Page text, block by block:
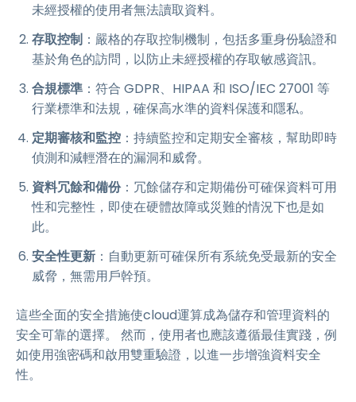
未經授權的使用者無法讀取資料。
存取控制 ：嚴格的存取控制機制，包括多重身份驗證和
基於角色的訪問，以防止未經授權的存取敏感資訊。
合規標準 ：符合 GDPR、HIPAA 和 ISO/IEC 27001 等
行業標準和法規，確保高水準的資料保護和隱私。
定期審核和監控 ：持續監控和定期安全審核，幫助即時
偵測和減輕潛在的漏洞和威脅。
資料冗餘和備份：冗餘儲存和定期備份可確保資料可用
性和完整性，即使在硬體故障或災難的情況下也是如
此。
安全性更新 ：自動更新可確保所有系統免受最新的安全
威脅，無需用戶幹預。
這些全面的安全措施使cloud運算成為儲存和管理資料的
安全可靠的選擇。 然而，使用者也應該遵循最佳實踐，例
如使用強密碼和啟用雙重驗證，以進一步增強資料安全
性。